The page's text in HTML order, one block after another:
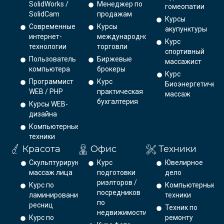
SolidWorks /
SolidCam
Современные
интернет-
технологии
Пользователь
компьютера
Программист
WEB / PHP
Курсы WEB-
дизайна
Компьютерные
техники
Менеджер по
продажам
Курсы
международной
торговли
Биржевые
брокеры
Курс
практическая
бухгалтерия
гомеопатии
Курсы
акупунктуры
Курс
спортивный
массажист
Курс
массаж
Красота
Скульптурирующий
массаж лица
Курс по
ламинированию
ресниц
Курс по
Офис
Курс
подготовки
риэлторов /
посредников
по
недвижимости
Техники
Ювелирное
дело
Компьютерные
техники
Техник по
ремонту